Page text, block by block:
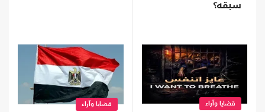
سبقه؟
قضايا وآراء قضايا وآراء